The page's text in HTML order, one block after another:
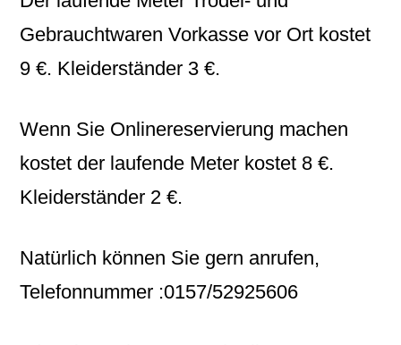
Gebrauchtwaren Vorkasse vor Ort kostet
9 €. Kleiderständer 3 €.
Wenn Sie Onlinereservierung machen
kostet der laufende Meter kostet 8 €.
Kleiderständer 2 €.
Natürlich können Sie gern anrufen,
Telefonnummer :0157/52925606